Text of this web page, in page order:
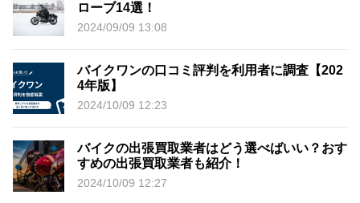
ローブ14選！
2024/09/09 13:08
バイクワンの口コミ評判を利用者に調査【202
4年版】
2024/10/09 12:23
バイクの出張買取業者はどう選べばいい？おす
すめの出張買取業者も紹介！
2024/10/09 12:27